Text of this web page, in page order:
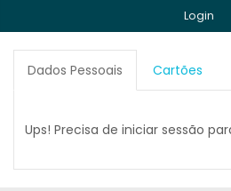
Login
Dados Pessoais Cartões
Ups! Precisa de iniciar sessão